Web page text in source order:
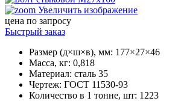
Увеличить изображение
цена по запросу
Быстрый заказ
Размер (д×ш×в), мм: 177×27×46
Масса, кг: 0,818
Материал: сталь 35
Чертеж: ГОСТ 11530-93
Количество в 1 тонне, шт: 1223